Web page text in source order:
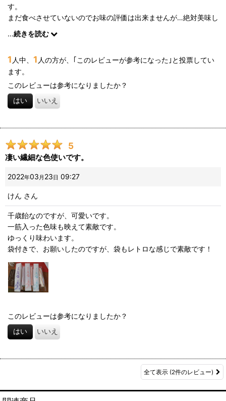
す。
まだ食べさせていないのでお味の評価は出来ませんが…絶対美味し
いだろうと思います。
...続きを読む
1 人中、 1 人の方が、｢このレビューが参考になった｣と投票してい
ます。
このレビューは参考になりましたか？
はい いいえ
5
凄い繊細な色使いです。
2022年03 月 23日 09:27
けん さん
千歳飴なのですが、可愛いです。
一筋入った色味も映えて素敵です。
ゆっくり味わいます。
袋付きで、お願いしたのですが、袋もレトロな感じで素敵です！
このレビューは参考になりましたか？
はい いいえ
全て表示 (2件のレビュー)